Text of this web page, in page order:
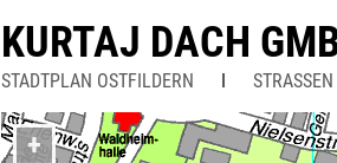
KURTAJ DACH
STADTPLAN OSTFILDERN STRASSEN
+